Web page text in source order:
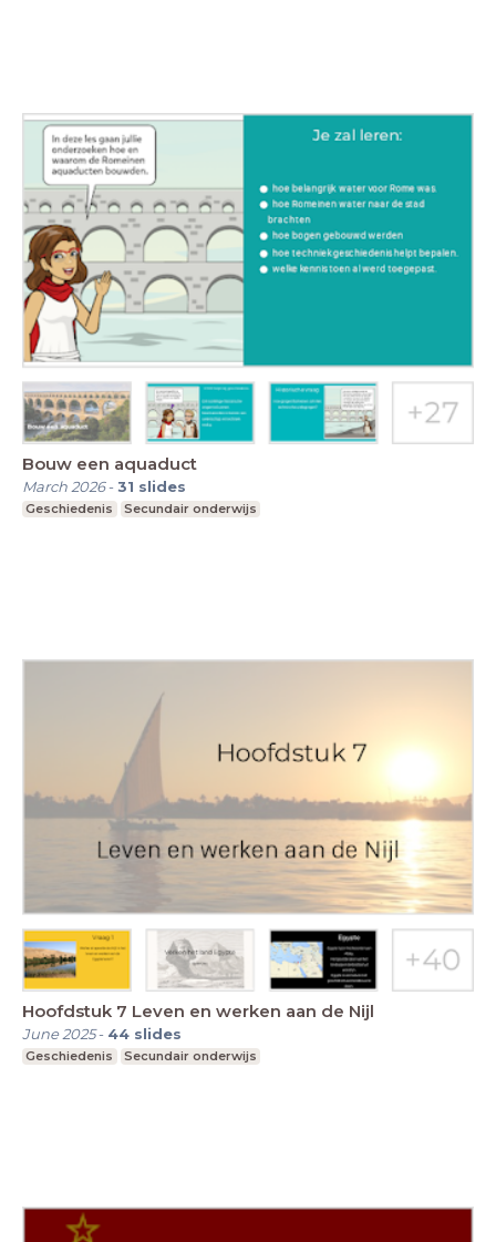
Bouw een aquaduct
March 2026-31 slides
Geschiedenis Secundair onderwijs
Hoofdstuk 7 Leven en werken aan de Nijl
June 2025- 44 slides
Geschiedenis Secundair onderwijs